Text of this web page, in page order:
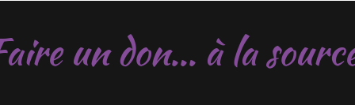
un don... à la